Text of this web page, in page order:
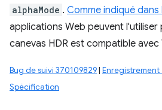
alphaMode . Comme indiqué dans
applications Web peuvent
canevas HDR est compatible avec
Bug de suivi 370109829| Enregistrement
Spécification